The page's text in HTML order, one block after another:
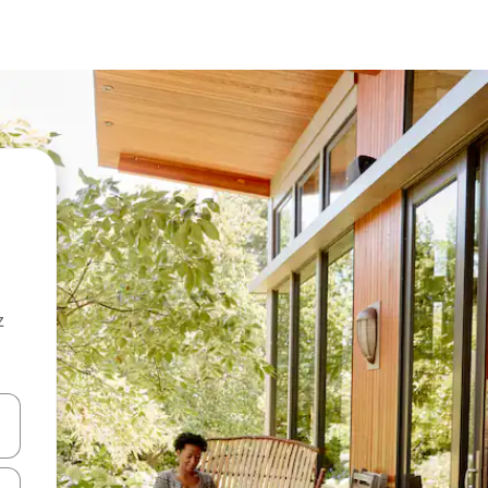
le haut et vers le bas pour les parcourir ou en appuyant et en